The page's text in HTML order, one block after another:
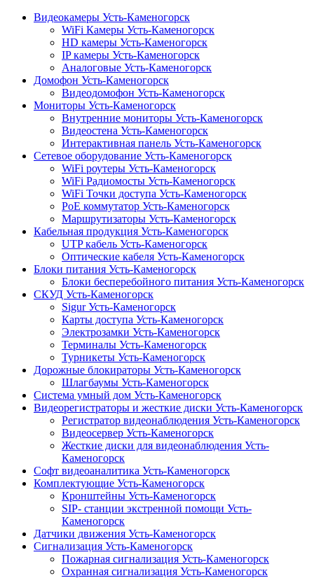
Видеокамеры Усть-Каменогорск
WiFi Камеры Усть-Каменогорск
HD камеры Усть-Каменогорск
IP камеры Усть-Каменогорск
Аналоговые Усть-Каменогорск
Домофон Усть-Каменогорск
Видеодомофон Усть-Каменогорск
Мониторы Усть-Каменогорск
Внутренние мониторы Усть-Каменогорск
Видеостена Усть-Каменогорск
Интерактивная панель Усть-Каменогорск
Сетевое оборудование Усть-Каменогорск
WiFi роутеры Усть-Каменогорск
WiFi Радиомосты Усть-Каменогорск
WiFi Точки доступа Усть-Каменогорск
PoE коммутатор Усть-Каменогорск
Маршрутизаторы Усть-Каменогорск
Кабельная продукция Усть-Каменогорск
UTP кабель Усть-Каменогорск
Оптические кабеля Усть-Каменогорск
Блоки питания Усть-Каменогорск
Блоки бесперебойного питания Усть-Каменогорск
СКУД Усть-Каменогорск
Sigur Усть-Каменогорск
Карты доступа Усть-Каменогорск
Электрозамки Усть-Каменогорск
Терминалы Усть-Каменогорск
Турникеты Усть-Каменогорск
Дорожные блокираторы Усть-Каменогорск
Шлагбаумы Усть-Каменогорск
Система умный дом Усть-Каменогорск
Видеорегистраторы и жесткие диски Усть-Каменогорск
Регистратор видеонаблюдения Усть-Каменогорск
Видеосервер Усть-Каменогорск
Жесткие диски для видеонаблюдения Усть-
Каменогорск
Софт видеоаналитика Усть-Каменогорск
Комплектующие Усть-Каменогорск
Кронштейны Усть-Каменогорск
SIP- станции экстренной помощи Усть-
Каменогорск
Датчики движения Усть-Каменогорск
Сигнализация Усть-Каменогорск
Пожарная сигнализация Усть-Каменогорск
Охранная сигнализация Усть-Каменогорск